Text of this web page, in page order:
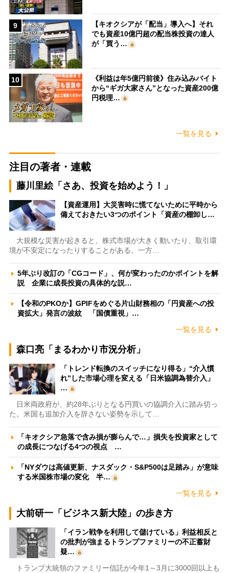
9
【キオクシアが「配当」導入へ】それ
でも資産10億円超の配当株投資の達人
が「買う…
10
《利益は年5億円前後》住み込みバイト
から“ギガ大家さん”となった資産200億
円税理…
一覧を見る
注目の著者・連載
藤川里絵「さあ、投資を始めよう！」
【資産運用】大災害時に慌てないために平時から
備えておきたい3つのポイント「資産の棚卸し…
大規模な災害が起きると、株式市場が大きく動いたり、取引環
境が不安定になったりすることがある。一方…
5年ぶり改訂の「CGコード」、何が変わったのかポイントを解
説 企業に成長投資の具体的な説…
【令和のPKOか】GPIFをめぐる片山財務相の「円資産への投
資拡大」発言の波紋 「国債重視」…
一覧を見る
森口亮「まるわかり市況分析」
「トレンド転換のスイッチになり得る」“介入慣
れ”した市場心理を変える「日米協調為替介入」
…
日米両政府が、約28年ぶりとなる円買いの協調介入に踏み切っ
た。米国も追加介入を辞さない姿勢を示して…
「キオクシア急落で含み損が膨らんで…」損失を投資家として
の成長につなげる4つの視点 …
「NYダウは高値更新、ナスダック・S&P500は足踏み」が意味
する米国株市場の変化 半…
一覧を見る
大前研一「ビジネス新大陸」の歩き方
「イラン戦争を利用して儲けている」利益相反と
の批判が強まるトランプファミリーの不正蓄財
疑…
トランプ大統領のファミリー信託が今年1～3月に3000回以上も